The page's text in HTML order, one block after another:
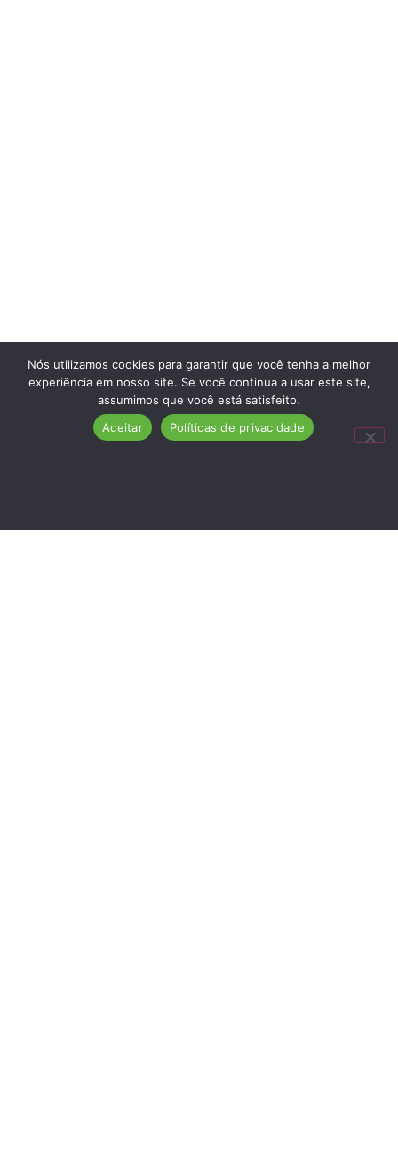
Nós utilizamos cookies para garantir que você tenha a melhor
experiência em nosso site. Se você continua a usar este site,
assumimos que você está satisfeito.
Aceitar
Políticas de privacidade